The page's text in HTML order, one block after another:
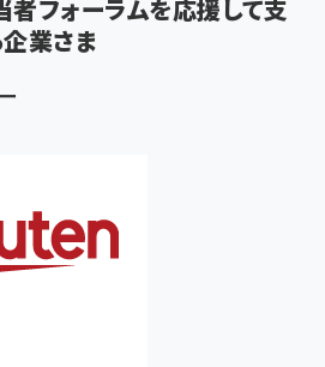
者フォーラムを応援して支
企業さま